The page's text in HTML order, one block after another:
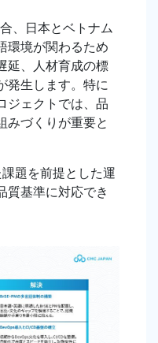
、日本とベトナム
環境が関わるため
延、人材育成の標
発生します。特に
ジェクトでは、品
みづくりが重要と
題を前提とした運
質基準に対応でき